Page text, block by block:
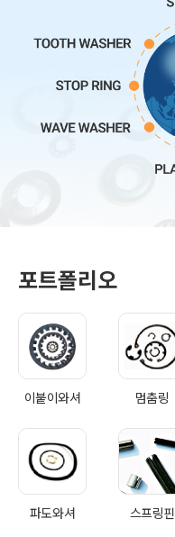
포트폴리오
이붙이와셔 멈춤링
파도와셔 스프링핀